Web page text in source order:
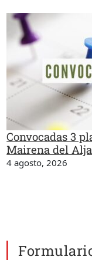
Convocadas 3
Mairena del
4 agosto, 2026